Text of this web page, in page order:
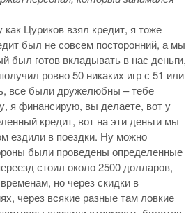
Цуриков взял кредит, я тоже
был не совсем посторонний, а мы
был готов вкладывать в нас деньги,
ровно 50 никаких игр с 51 или
все были дружелюбны – тебе
я финансирую, вы делаете, вот у
кредит, вот на эти деньги мы
ездили в поездки. Ну можно
были проведены определенные
стоил около 2500 долларов,
но через скидки в
через всякие разные там ловкие